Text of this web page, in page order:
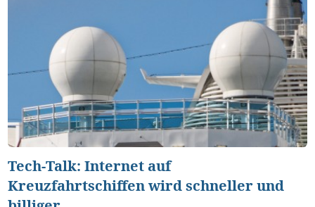
Tech-Talk: Internet auf
Kreuzfahrtschiffen wird schneller und